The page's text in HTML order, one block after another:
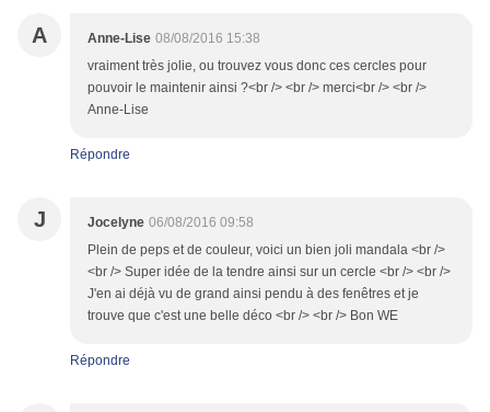
A Anne-Lise 08/08/2016 15:38
vraiment très jolie, ou trouvez vous donc ces cercles pour
pouvoir le maintenir ainsi ?<br /> <br /> merci<br /> <br />
Anne-Lise
Répondre
J Jocelyne 06/08/2016 09:58
Plein de peps et de couleur, voici un bien joli mandala <br />
<br /> Super idée de la tendre ainsi sur un cercle <br /> <br />
J'en ai déjà vu de grand ainsi pendu à des fenêtres et je
trouve que c'est une belle déco <br /> <br /> Bon WE
Répondre